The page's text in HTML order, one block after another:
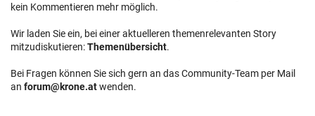
kein Kommentieren mehr möglich.
Wir laden Sie ein, bei einer aktuelleren themenrelevanten Story
mitzudiskutieren:Themenübersicht.
Bei Fragen können Sie sich gern an das Community-Team per Mail
an forum@krone.atwenden.